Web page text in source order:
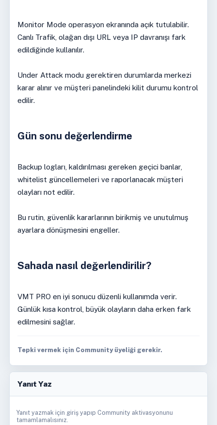
Monitor Mode operasyon ekranında açık tutulabilir.
Canlı Trafik, olağan dışı URL veya IP davranışı fark
edildiğinde kullanılır.
Under Attack modu gerektiren durumlarda merkezi
karar alınır ve müşteri panelindeki kilit durumu kontrol
edilir.
Gün sonu değerlendirme
Backup logları, kaldırılması gereken geçici banlar,
whitelist güncellemeleri ve raporlanacak müşteri
olayları not edilir.
Bu rutin, güvenlik kararlarının birikmiş ve unutulmuş
ayarlara dönüşmesini engeller.
Sahada nasıl değerlendirilir?
VMT PRO en iyi sonucu düzenli kullanımda verir.
Günlük kısa kontrol, büyük olayların daha erken fark
edilmesini sağlar.
Tepki vermek için Community üyeliği gerekir.
Yanıt Yaz
Yanıt yazmak için giriş yapıp Community aktivasyonunu
tamamlamalısınız.